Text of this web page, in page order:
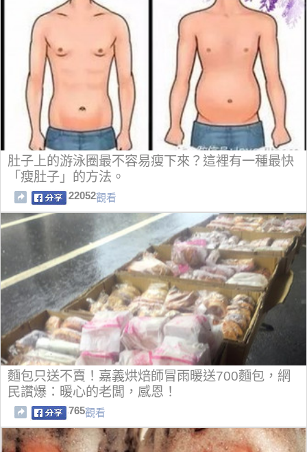
肚子上的游泳圈最不容易瘦下來？這裡有一種最快
「瘦肚子」的方法。
22052觀看
麵包只送不賣！嘉義烘焙師冒雨暖送700麵包，網
民讚爆：暖心的老闆，感恩！
765觀看